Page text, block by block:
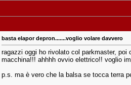
basta elapor depron.......voglio volare davvero
ragazzi oggi ho rivolato col parkmaster, poi
macchina!!! ahhhh ovvio elettrico!! voglio
p.s. ma è vero che la balsa se tocca terra